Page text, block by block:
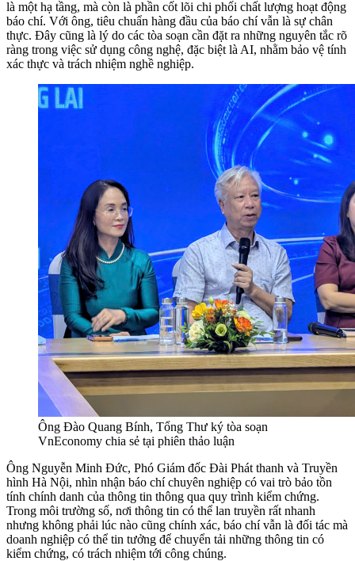
là một hạ tầng, mà còn là phần cốt lõi chi phối chất lượng hoạt động
báo chí. Với ông, tiêu chuẩn hàng đầu của báo chí vẫn là sự chân
thực. Đây cũng là lý do các tòa soạn cần đặt ra những nguyên tắc rõ
ràng trong việc sử dụng công nghệ, đặc biệt là AI, nhằm bảo vệ tính
xác thực và trách nhiệm nghề nghiệp.
Ông Đào Quang Bính, Tổng Thư ký tòa soạn
VnEconomy chia sẻ tại phiên thảo luận
Ông Nguyễn Minh Đức, Phó Giám đốc Đài Phát thanh và Truyền
hình Hà Nội, nhìn nhận báo chí chuyên nghiệp có vai trò bảo tồn
tính chính danh của thông tin thông qua quy trình kiểm chứng.
Trong môi trường số, nơi thông tin có thể lan truyền rất nhanh
nhưng không phải lúc nào cũng chính xác, báo chí vẫn là đối tác mà
doanh nghiệp có thể tin tưởng để chuyển tải những thông tin có
kiểm chứng, có trách nhiệm tới công chúng.